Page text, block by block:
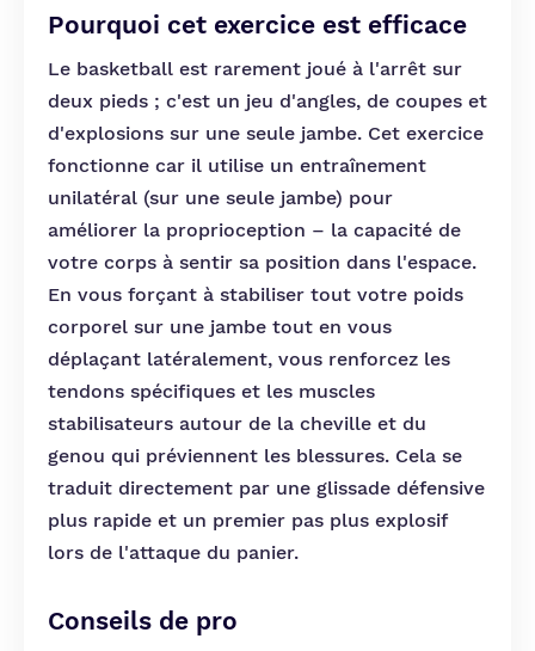
Pourquoi cet exercice est efficace
Le basketball est rarement joué à l'arrêt sur
deux pieds ; c'est un jeu d'angles, de coupes et
d'explosions sur une seule jambe. Cet exercice
fonctionne car il utilise un entraînement
unilatéral (sur une seule jambe) pour
améliorer la proprioception – la capacité de
votre corps à sentir sa position dans l'espace.
En vous forçant à stabiliser tout votre poids
corporel sur une jambe tout en vous
déplaçant latéralement, vous renforcez les
tendons spécifiques et les muscles
stabilisateurs autour de la cheville et du
genou qui préviennent les blessures. Cela se
traduit directement par une glissade défensive
plus rapide et un premier pas plus explosif
lors de l'attaque du panier.
Conseils de pro